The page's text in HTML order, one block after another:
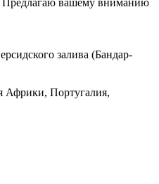
залива (Бандар-
Африки, Португалия,